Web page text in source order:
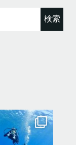
友達同士でダイビ
グ旅行